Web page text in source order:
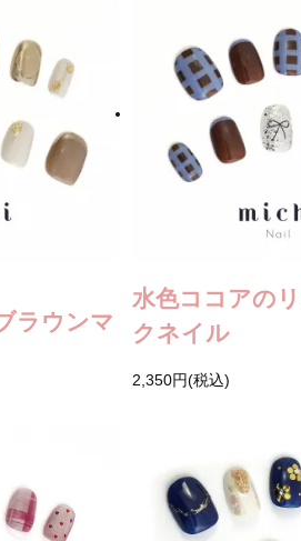
ラウンマ
水色ココアの
クネイル
2,350円(税込)